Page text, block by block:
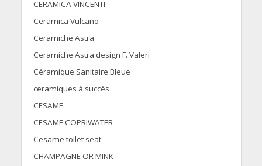
CERAMICA VINCENTI
Ceramica Vulcano
Ceramiche Astra
Ceramiche Astra design F. Valeri
Céramique Sanitaire Bleue
ceramiques à succès
CESAME
CESAME COPRIWATER
Cesame toilet seat
CHAMPAGNE OR MINK